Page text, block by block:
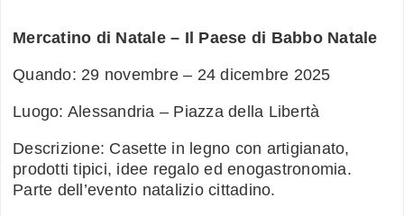
Mercatino di Natale – Il Paese di Babbo Natale
Quando: 29 novembre – 24 dicembre 2025
Luogo: Alessandria – Piazza della Libertà
Descrizione: Casette in legno con artigianato,
prodotti tipici, idee regalo ed enogastronomia.
Parte dell’evento natalizio cittadino.